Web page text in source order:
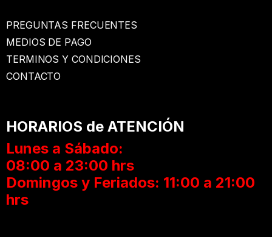
PREGUNTAS FRECUENTES
MEDIOS DE PAGO
TERMINOS Y CONDICIONES
CONTACTO
HORARIOS de ATENCIÓN
Lunes a Sábado:
08:00 a 23:00 hrs
Domingos y Feriados: 11:00 a 21:00
hrs